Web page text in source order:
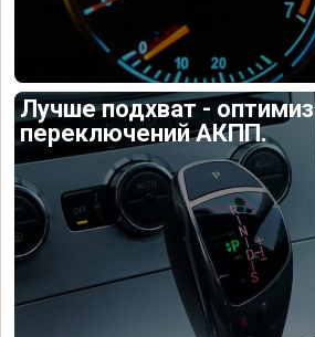
Лучше подхват -
переключений АКПП.